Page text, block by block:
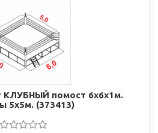
КЛУБНЫЙ помост 6х6х1м.
5х5м. (373413)